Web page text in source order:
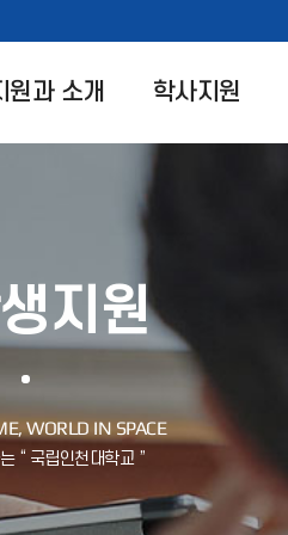
원과 소개 학사지원
지원